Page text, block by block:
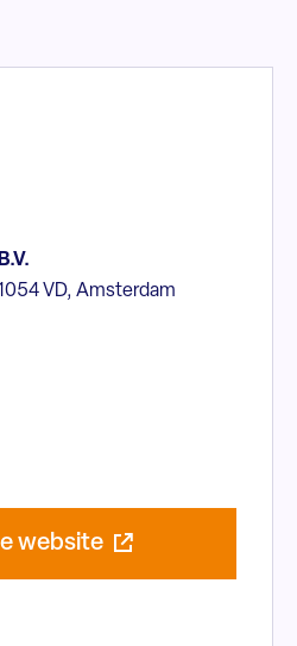
VD, Amsterdam
website